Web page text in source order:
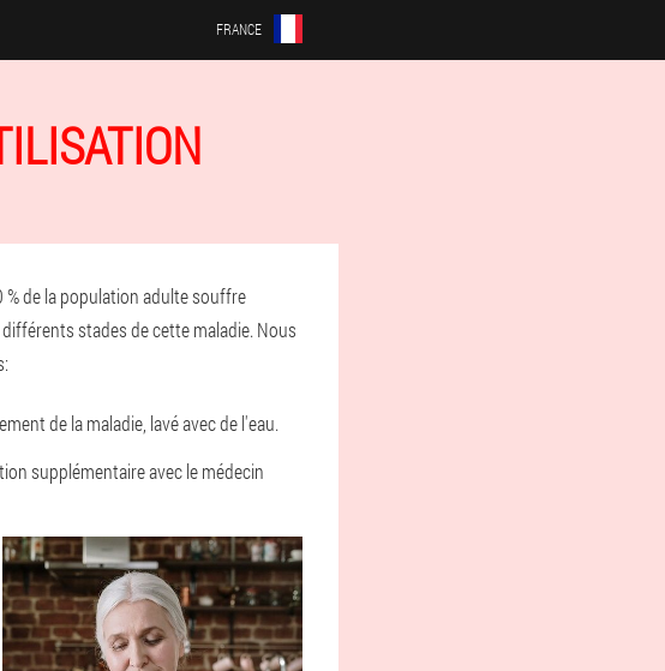
FRANCE
de la population adulte souffre
stades de cette maladie. Nous
de la maladie, lavé avec de l'eau.
supplémentaire avec le médecin